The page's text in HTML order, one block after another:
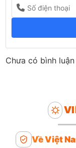
Chưa có bình luận
Về Việt